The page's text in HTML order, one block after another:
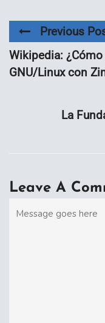
Previous
Wikipedia:
GNU/Linux con
La
Leave A